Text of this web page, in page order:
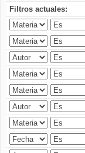
Filtros actuales: